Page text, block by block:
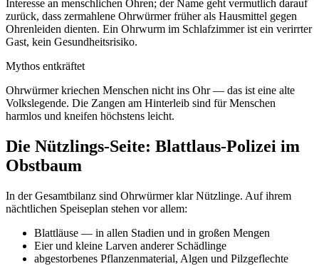
Interesse an menschlichen Ohren; der Name geht vermutlich darauf
zurück, dass zermahlene Ohrwürmer früher als Hausmittel gegen
Ohrenleiden dienten. Ein Ohrwurm im Schlafzimmer ist ein verirrter
Gast, kein Gesundheitsrisiko.
Mythos entkräftet
Ohrwürmer kriechen Menschen nicht ins Ohr — das ist eine alte
Volkslegende. Die Zangen am Hinterleib sind für Menschen
harmlos und kneifen höchstens leicht.
Die Nützlings-Seite: Blattlaus-Polizei im
Obstbaum
In der Gesamtbilanz sind Ohrwürmer klar Nützlinge. Auf ihrem
nächtlichen Speiseplan stehen vor allem:
Blattläuse — in allen Stadien und in großen Mengen
Eier und kleine Larven anderer Schädlinge
abgestorbenes Pflanzenmaterial, Algen und Pilzgeflechte